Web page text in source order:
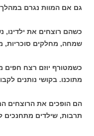
גם אם המוות נגרם
כשהם רוצחים את ילדינו,
שמחה, מחלקים סוכריות,
כשמטורף יוזם רצח חפים
מתוכנו. בקושי נותנים
הם הופכים את הרוצחים
תרבות, שילדים מתחנכים